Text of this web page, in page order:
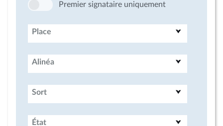
Premier signataire uniquement
Place
Alinéa
Sort
État